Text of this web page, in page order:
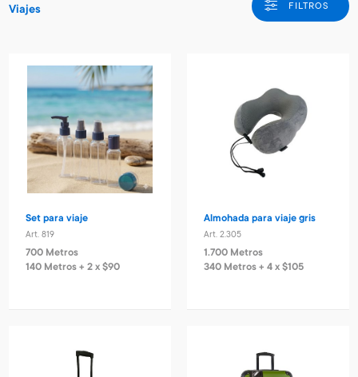
Viajes FILTROS
Set para viaje
Art. 819
700 Metros
140 Metros + 2 x $90
Almohada para viaje gris
Art. 2.305
1.700 Metros
340 Metros + 4 x $105